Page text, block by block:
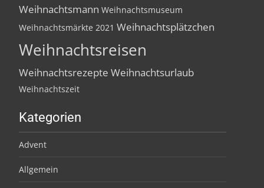
Weihnachtsmann Weihnachtsmuseum
Weihnachtsmärkte 2021 Weihnachtsplätzchen
Weihnachtsreisen
Weihnachtsrezepte Weihnachtsurlaub
Weihnachtszeit
Kategorien
Advent
Allgemein